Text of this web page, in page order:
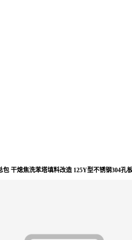
包 干熄焦洗苯塔填料改造 125Y型不锈钢304孔